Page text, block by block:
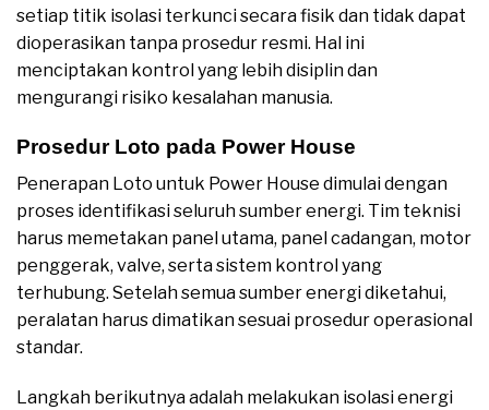
setiap titik isolasi terkunci secara fisik dan tidak dapat
dioperasikan tanpa prosedur resmi. Hal ini
menciptakan kontrol yang lebih disiplin dan
mengurangi risiko kesalahan manusia.
Prosedur Loto pada Power House
Penerapan Loto untuk Power House dimulai dengan
proses identifikasi seluruh sumber energi. Tim teknisi
harus memetakan panel utama, panel cadangan, motor
penggerak, valve, serta sistem kontrol yang
terhubung. Setelah semua sumber energi diketahui,
peralatan harus dimatikan sesuai prosedur operasional
standar.
Langkah berikutnya adalah melakukan isolasi energi